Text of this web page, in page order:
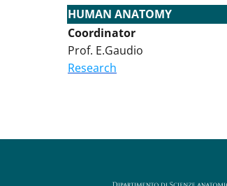
HUMAN ANATOMY
Coordinator
Prof. E.Gaudio
Research